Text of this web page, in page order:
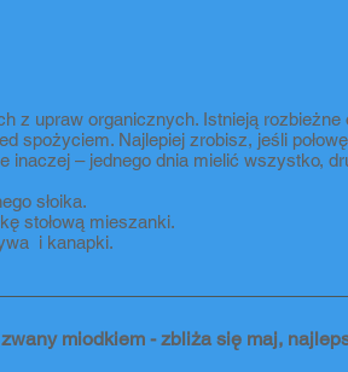
z upraw organicznych. Istnieją rozbieżne
spożyciem. Najlepiej zrobisz, jeśli
inaczej – jednego dnia mielić wszystko,
słoika.
stołową mieszanki.
i kanapki.
miodkiem - zbliża się maj,